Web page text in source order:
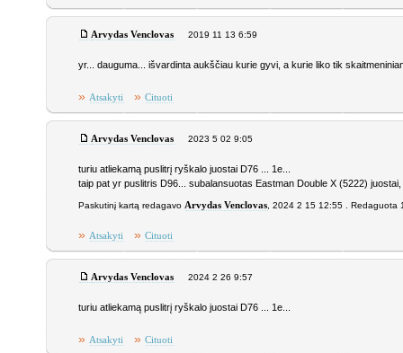
Arvydas Venclovas 2019 11 13 6:59
yr... dauguma... išvardinta aukščiau kurie gyvi, a kurie liko tik
» Atsakyti » Cituoti
Arvydas Venclovas 2023 5 02 9:05
turiu atliekamą puslitrį ryškalo juostai D76 ... 1e...
taip pat yr puslitris D96... subalansuotas Eastman Double X (5222)
Paskutinį kartą redagavo Arvydas Venclovas , 2024 2 15 12:55 . Redaguota
» Atsakyti » Cituoti
Arvydas Venclovas 2024 2 26 9:57
turiu atliekamą puslitrį ryškalo juostai D76 ... 1e...
» Atsakyti » Cituoti